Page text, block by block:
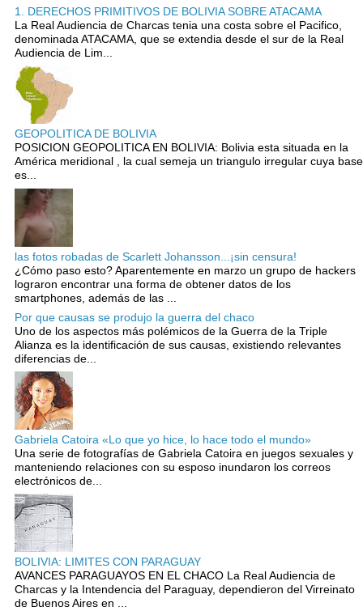
1. DERECHOS PRIMITIVOS DE BOLIVIA SOBRE ATACAMA
La Real Audiencia de Charcas tenia una costa sobre el Pacifico,
denominada ATACAMA, que se extendia desde el sur de la Real
Audiencia de Lim...
GEOPOLITICA DE BOLIVIA
POSICION GEOPOLITICA EN BOLIVIA: Bolivia esta situada en la
América meridional , la cual semeja un triangulo irregular cuya base
es...
las fotos robadas de Scarlett Johansson...¡sin censura!
¿Cómo paso esto? Aparentemente en marzo un grupo de hackers
lograron encontrar una forma de obtener datos de los
smartphones, además de las ...
Por que causas se produjo la guerra del chaco
Uno de los aspectos más polémicos de la Guerra de la Triple
Alianza es la identificación de sus causas, existiendo relevantes
diferencias de...
Gabriela Catoira «Lo que yo hice, lo hace todo el mundo»
Una serie de fotografías de Gabriela Catoira en juegos sexuales y
manteniendo relaciones con su esposo inundaron los correos
electrónicos de...
BOLIVIA: LIMITES CON PARAGUAY
AVANCES PARAGUAYOS EN EL CHACO La Real Audiencia de
Charcas y la Intendencia del Paraguay, dependieron del Virreinato
de Buenos Aires en ...